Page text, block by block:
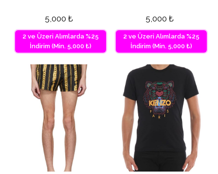
5,000 ₺
2 ve Üzeri Alımlarda %25
İndirim (Min. 5,000 ₺)
5,000 ₺
2 ve Üzeri Alımlarda %25
İndirim (Min. 5,000 ₺)